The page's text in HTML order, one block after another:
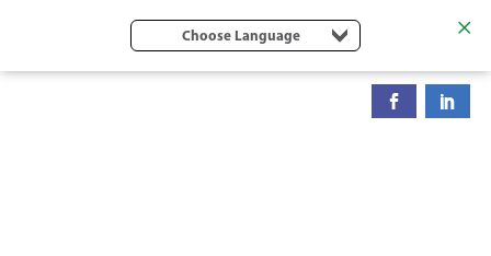
Choose Language